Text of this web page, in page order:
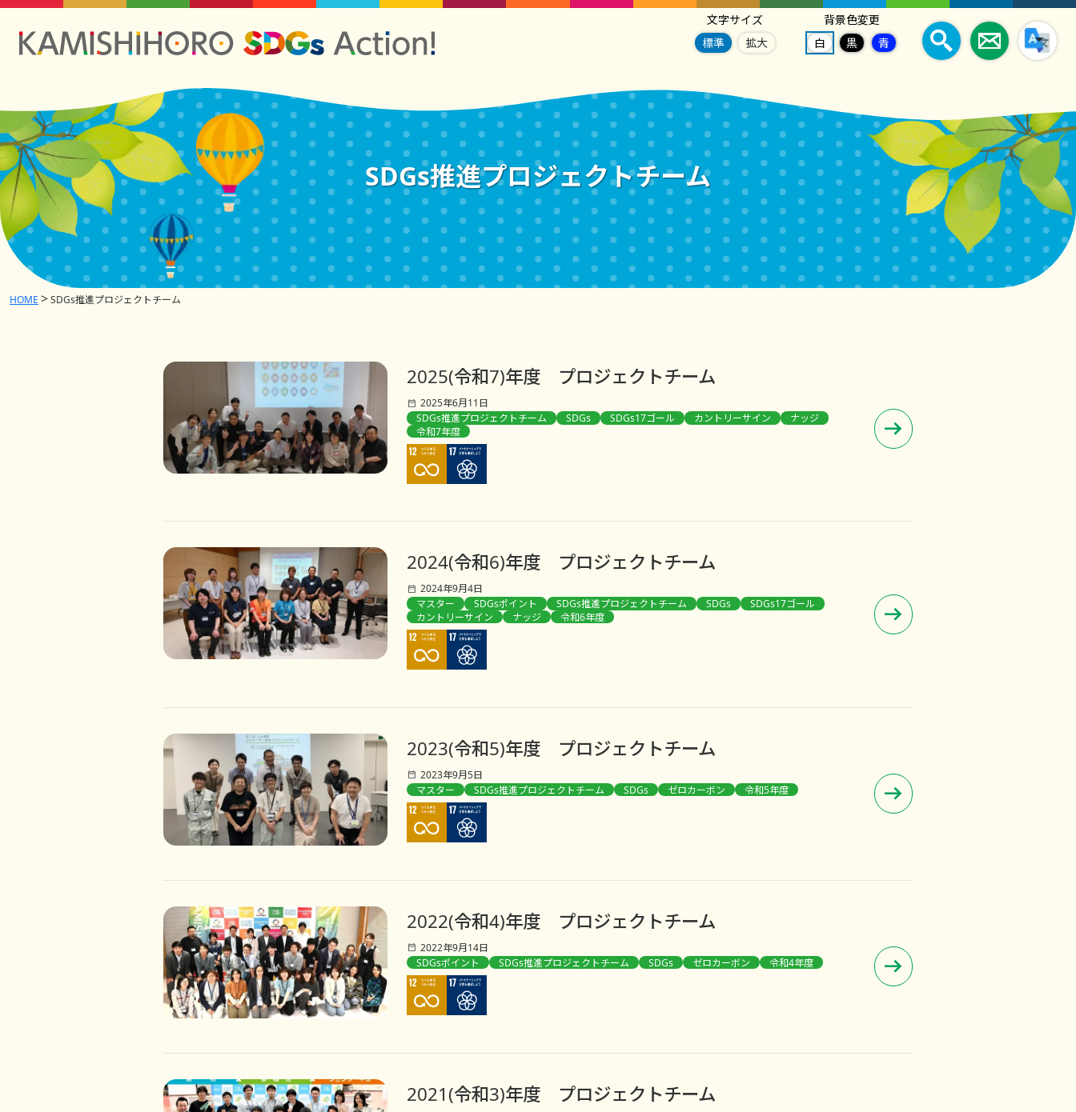
文字サイズ
標準
拡大
背景色変更
白
黒 青
SDGs推進プロジェクトチーム
HOME SDGs推進プロジェクトチーム
2025(令和7)年度 プロジェクトチーム
2025年6月11日
SDGs推進プロジェクトチーム
SDGs SDGs17ゴール カントリーサイン
ナッジ
令和7年度
2024(令和6)年度 プロジェクトチーム
2024年9月4日
マスター
SDGsポイント SDGs推進プロジェクトチーム SDGs
SDGs17ゴール
カントリーサイン
ナッジ 令和6年度
2023(令和5)年度 プロジェクトチーム
2023年9月5日
マスター
SDGs推進プロジェクトチーム SDGs ゼロカーボン 令和5年度
2022(令和4)年度 プロジェクトチーム
2022年9月14日
SDGsポイント
SDGs推進プロジェクトチーム SDGs ゼロカーボン 令和4年度
2021(令和3)年度 プロジェクトチーム